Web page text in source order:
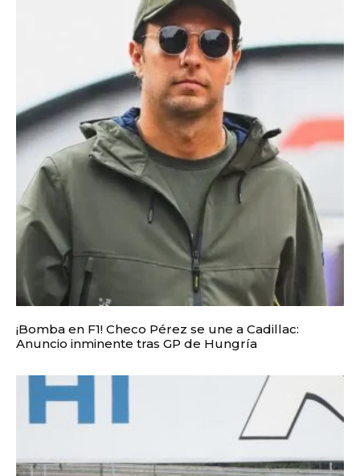
¡Bomba en F1! Checo Pérez se une a Cadillac:
Anuncio inminente tras GP de Hungría